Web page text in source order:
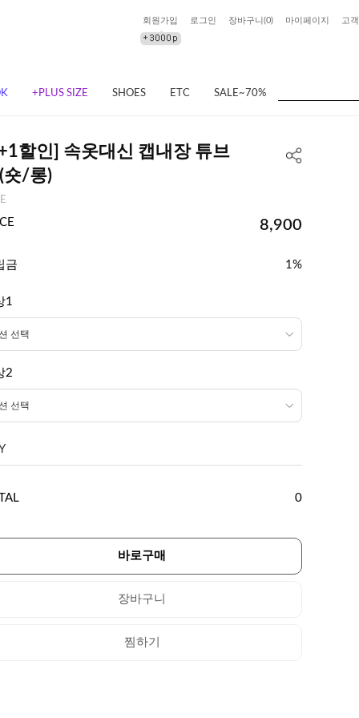
회원가입 로그인 장바구니(0) 마이페이지 고
+PLUS SIZE SHOES ETC SALE~70%
할인] 속옷대신 캡내장 튜브
숏/롱)
8,900
금 1%
1
2
0
바로구매
장바구니
찜하기